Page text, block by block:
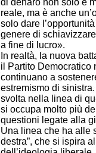
reale, ma è anche
solo dare
genere di
a fine di lucro».
In realtà, la nuova
il Partito Democratico
continuano a
estremismo di
svolta nella linea di
si occupa molto più
questioni legate alla
Una linea che ha alle
destra”, che si ispira